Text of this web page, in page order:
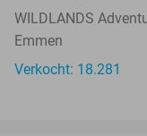
WILDLANDS
Emmen
Verkocht: 18.281